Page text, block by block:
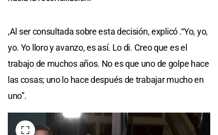
,Al ser consultada sobre esta decisión, explicó .“Yo, yo,
yo. Yo lloro y avanzo, es así. Lo di. Creo que es el
trabajo de muchos años. No es que uno de golpe hace
las cosas; uno lo hace después de trabajar mucho en
uno”.